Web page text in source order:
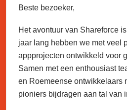
Beste bezoeker,
Het avontuur van Shareforce
jaar lang hebben we met veel
appprojecten ontwikkeld voor
Samen met een enthousiast
en Roemeense ontwikkelaars
pioniers bijdragen aan tal van